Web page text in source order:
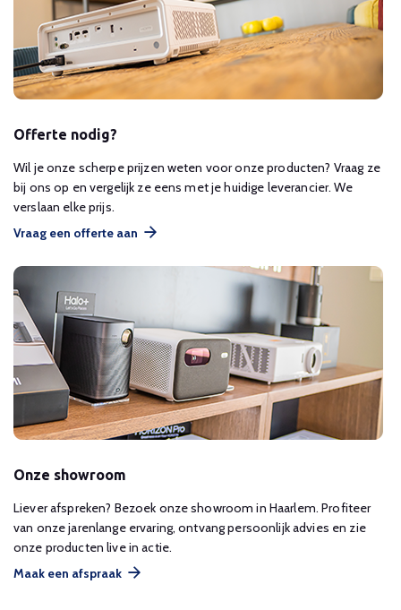
Offerte nodig?
Wil je onze scherpe prijzen weten voor onze producten? Vraag ze
bij ons op en vergelijk ze eens met je huidige leverancier. We
verslaan elke prijs.
Vraag een offerte aan
Onze showroom
Liever afspreken? Bezoek onze showroom in Haarlem. Profiteer
van onze jarenlange ervaring, ontvang persoonlijk advies en zie
onze producten live in actie.
Maak een afspraak